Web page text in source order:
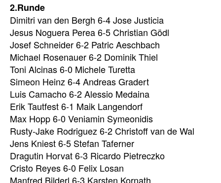
2.Runde
Dimitri van den Bergh 6-4 Jose Justicia
Jesus Noguera Perea 6-5 Christian Gödl
Josef Schneider 6-2 Patric Aeschbach
Michael Rosenauer 6-2 Dominik Thiel
Toni Alcinas 6-0 Michele Turetta
Simeon Heinz 6-4 Andreas Gradert
Luis Camacho 6-2 Alessio Medaina
Erik Tautfest 6-1 Maik Langendorf
Max Hopp 6-0 Veniamin Symeonidis
Rusty-Jake Rodriguez 6-2 Christoff van de Wal
Jens Kniest 6-5 Stefan Taferner
Dragutin Horvat 6-3 Ricardo Pietreczko
Cristo Reyes 6-0 Felix Losan
Manfred Bilderl 6-3 Karsten Kornath